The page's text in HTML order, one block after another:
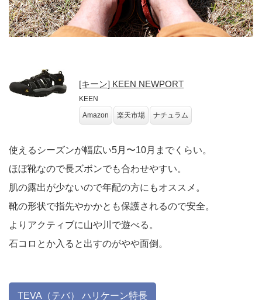
[キーン] KEEN NEWPORT
KEEN
Amazon
楽天市場 ナチュラム
使えるシーズンが幅広い5月〜10月までくらい。
ほぼ靴なので長ズボンでも合わせやすい。
肌の露出が少ないので年配の方にもオススメ。
靴の形状で指先やかかとも保護されるので安全。
よりアクティブに山や川で遊べる。
石コロとか入ると出すのがやや面倒。
TEVA（テバ） ハリケーン特長